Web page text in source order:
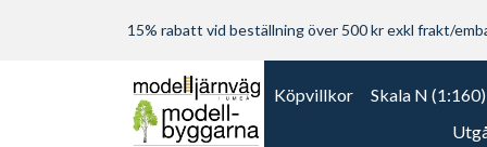
15% rabatt vid beställning över 500 kr exkl frakt/
Köpvillkor
Skala N (1:160)